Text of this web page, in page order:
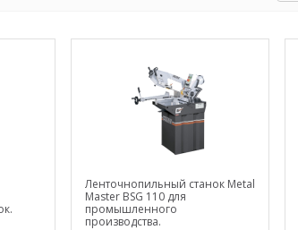
Ленточнопильный станок Metal
Master BSG 110 для
промышленного
производства.